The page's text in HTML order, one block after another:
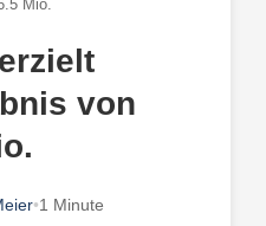
Mio.
von
•1 Minute